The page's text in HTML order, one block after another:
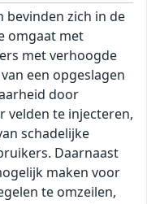
bevinden zich in de
omgaat met
met verhoogde
een opgeslagen
door
velden te injecteren,
schadelijke
Daarnaast
maken voor
te omzeilen,